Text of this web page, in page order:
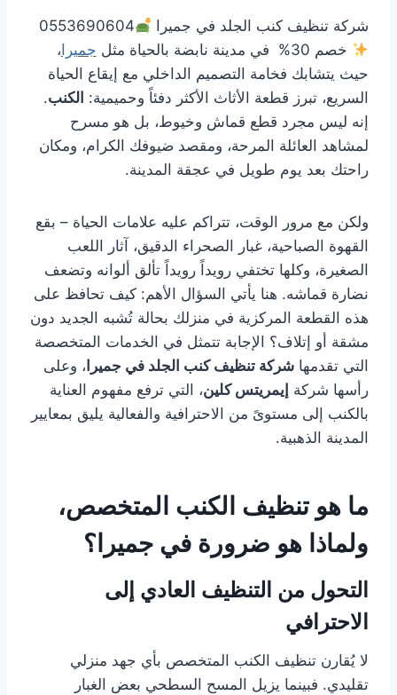
شركة تنظيف كنب الجلد في جميرا
0553690604
خصم 30% في مدينة نابضة بالحياة مثل
جميرا ،
حيث يتشابك فخامة التصميم الداخلي مع إيقاع الحياة
السريع، تبرز قطعة الأثاث الأكثر دفئاً وحميمية: الكنب.
إنه ليس مجرد قطع قماش وخيوط، بل هو مسرح
لمشاهد العائلة المرحة، ومقصد ضيوفك الكرام، ومكان
راحتك بعد يوم طويل في عجقة المدينة.
ولكن مع مرور الوقت، تتراكم عليه علامات الحياة – بقع
القهوة الصباحية، غبار الصحراء الدقيق، آثار اللعب
الصغيرة، وكلها تختفي رويداً رويداً تألق ألوانه وتضعف
نضارة قماشه. هنا يأتي السؤال الأهم: كيف تحافظ على
هذه القطعة المركزية في منزلك بحالة تُشبه الجديد دون
مشقة أو إتلاف؟ الإجابة تتمثل في الخدمات المتخصصة
التي تقدمها شركة تنظيف كنب الجلد في جميرا ، وعلى
رأسها شركة إيمريتس كلين، التي ترفع مفهوم العناية
بالكنب إلى مستوىً من الاحترافية والفعالية يليق بمعايير
المدينة الذهبية.
ما هو تنظيف الكنب المتخصص،
ولماذا هو ضرورة في جميرا؟
التحول من التنظيف العادي إلى
الاحترافي
لا يُقارن تنظيف الكنب المتخصص بأي جهد منزلي
تقليدي. فبينما يزيل المسح السطحي بعض الغبار